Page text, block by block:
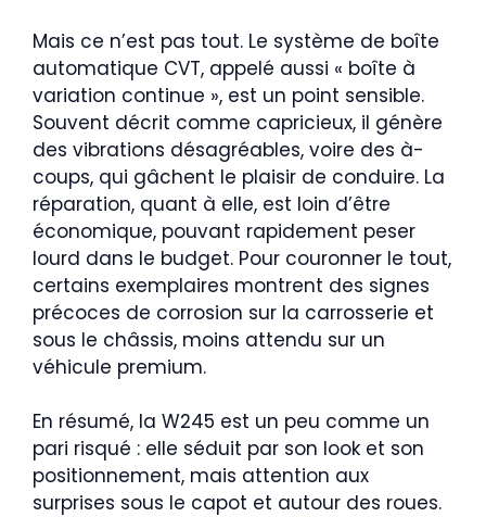
Mais ce n’est pas tout. Le système de boîte
automatique CVT, appelé aussi « boîte à
variation continue », est un point sensible.
Souvent décrit comme capricieux, il génère
des vibrations désagréables, voire des à-
coups, qui gâchent le plaisir de conduire. La
réparation, quant à elle, est loin d’être
économique, pouvant rapidement peser
lourd dans le budget. Pour couronner le tout,
certains exemplaires montrent des signes
précoces de corrosion sur la carrosserie et
sous le châssis, moins attendu sur un
véhicule premium.
En résumé, la W245 est un peu comme un
pari risqué : elle séduit par son look et son
positionnement, mais attention aux
surprises sous le capot et autour des roues.